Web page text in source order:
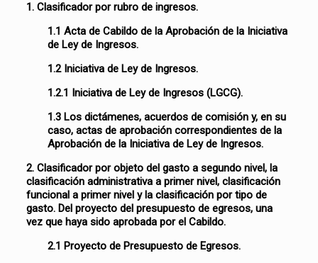
1. Clasificador por rubro de ingresos.
1.1 Acta de Cabildo de la Aprobación de la Iniciativa
de Ley de Ingresos.
1.2 Iniciativa de Ley de Ingresos.
1.2.1 Iniciativa de Ley de Ingresos (LGCG).
1.3 Los dictámenes, acuerdos de comisión y, en su
caso, actas de aprobación correspondientes de la
Aprobación de la Iniciativa de Ley de Ingresos.
2. Clasificador por objeto del gasto a segundo nivel, la
clasificación administrativa a primer nivel, clasificación
funcional a primer nivel y la clasificación por tipo de
gasto. Del proyecto del presupuesto de egresos, una
vez que haya sido aprobada por el Cabildo.
2.1 Proyecto de Presupuesto de Egresos.